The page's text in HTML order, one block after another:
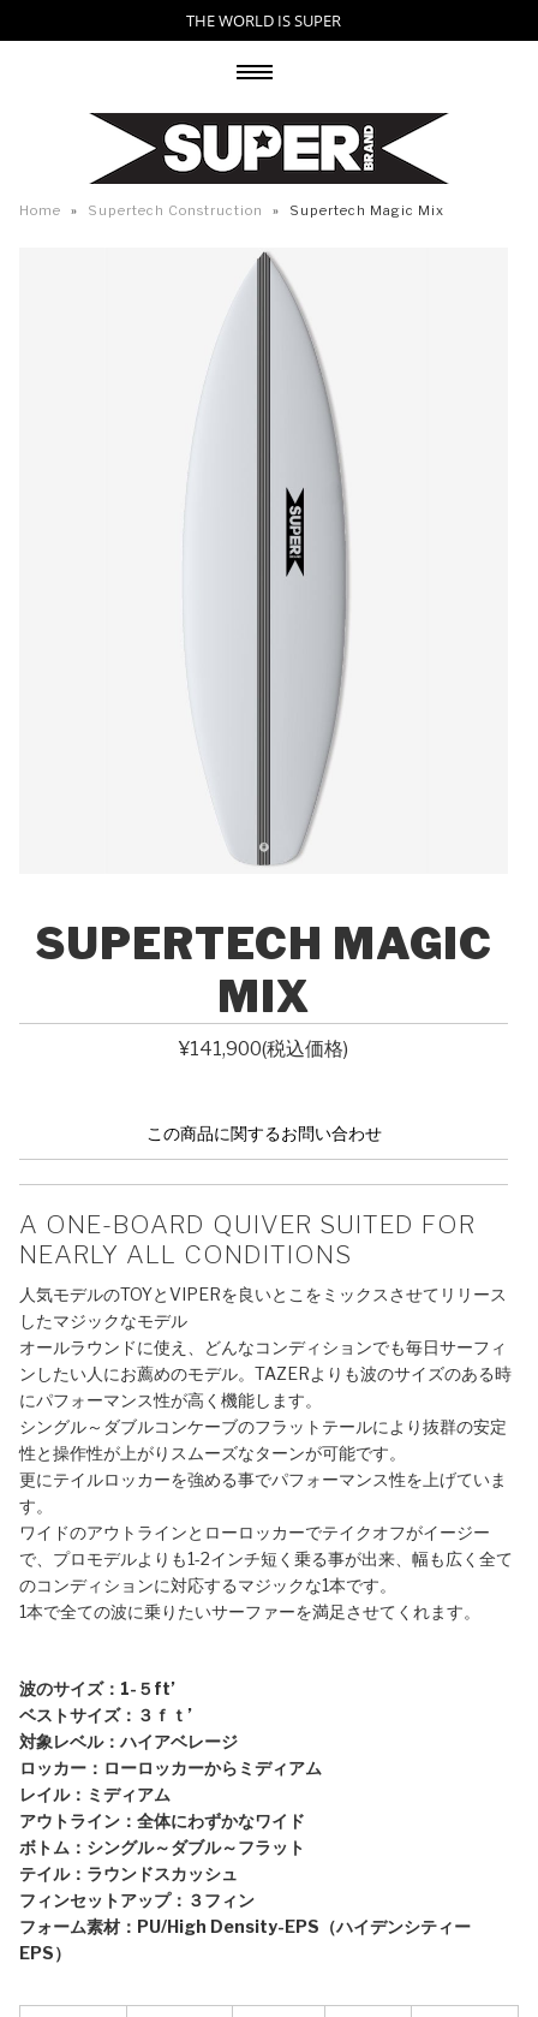
THE WORLD IS SUPER
Home » Supertech Construction » Supertech Magic Mix
SUPERTECH MAGIC
MIX
¥141,900(税込価格)
この商品に関するお問い合わせ
A ONE-BOARD QUIVER SUITED FOR
NEARLY ALL CONDITIONS
人気モデルのTOYとVIPERを良いとこをミックスさせてリリース
したマジックなモデル
オールラウンドに使え、どんなコンディションでも毎日サーフィ
ンしたい人にお薦めのモデル。TAZERよりも波のサイズのある時
にパフォーマンス性が高く機能します。
シングル～ダブルコンケーブのフラットテールにより抜群の安定
性と操作性が上がりスムーズなターンが可能です。
更にテイルロッカーを強める事でパフォーマンス性を上げていま
す。
ワイドのアウトラインとローロッカーでテイクオフがイージー
で、プロモデルよりも1-2インチ短く乗る事が出来、幅も広く全て
のコンディションに対応するマジックな1本です。
1本で全ての波に乗りたいサーファーを満足させてくれます。
波のサイズ：1-５ft’
ベストサイズ：３ｆｔ’
対象レベル：ハイアベレージ
ロッカー：ローロッカーからミディアム
レイル：ミディアム
アウトライン：全体にわずかなワイド
ボトム：シングル～ダブル～フラット
テイル：ラウンドスカッシュ
フィンセットアップ：３フィン
フォーム素材：PU/High Density-EPS（ハイデンシティー
EPS）
SHOP LIST
ABOUT US